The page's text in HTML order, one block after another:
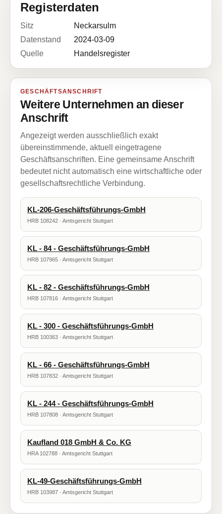
Registerdaten
Sitz
Neckarsulm
Datenstand
2024-03-09
Quelle
Handelsregister
GESCHÄFTSANSCHRIFT
Weitere Unternehmen an dieser
Anschrift
Angezeigt werden ausschließlich exakt
übereinstimmende, aktuell eingetragene
Geschäftsanschriften. Eine gemeinsame Anschrift
bedeutet nicht automatisch eine wirtschaftliche oder
gesellschaftsrechtliche Verbindung.
KL-206-Geschäftsführungs-GmbH
HRB 108242 · Amtsgericht Stuttgart
KL - 84 - Geschäftsführungs-GmbH
HRB 107965 · Amtsgericht Stuttgart
KL - 82 - Geschäftsführungs-GmbH
HRB 107816 · Amtsgericht Stuttgart
KL - 300 - Geschäftsführungs-GmbH
HRB 100363 · Amtsgericht Stuttgart
KL - 66 - Geschäftsführungs-GmbH
HRB 107832 · Amtsgericht Stuttgart
KL - 244 - Geschäftsführungs-GmbH
HRB 107808 · Amtsgericht Stuttgart
Kaufland 018 GmbH & Co. KG
HRA 102788 · Amtsgericht Stuttgart
KL-49-Geschäftsführungs-GmbH
HRB 103987 · Amtsgericht Stuttgart